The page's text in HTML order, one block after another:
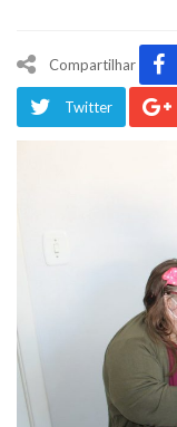
Compartilhar
Twitter